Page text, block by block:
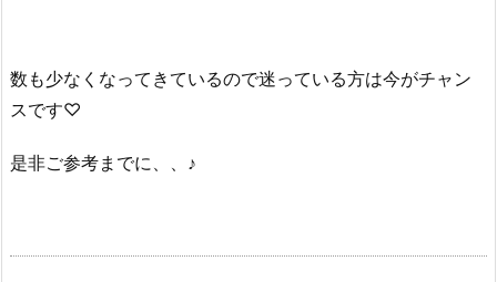
数も少なくなってきているので迷っている方は今がチャン
スです♡
是非ご参考までに、、♪